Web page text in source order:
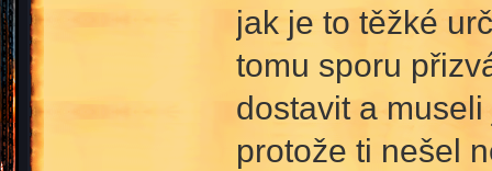
jak je to těžké
tomu sporu
dostavit a
protože ti nešel